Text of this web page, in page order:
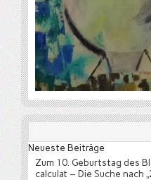
Neueste Beiträge
Zum 10. Geburtstag des
calculat – Die Suche nach